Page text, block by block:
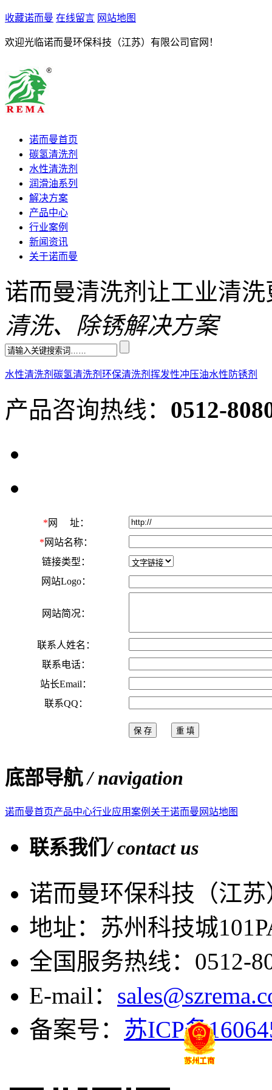
收藏诺而曼 在线留言 网站地图
欢迎光临诺而曼环保科技（江苏）有限公司官网！
诺而曼首页
碳氢清洗剂
水性清洗剂
润滑油系列
解决方案
产品中心
行业案例
新闻资讯
关于诺而曼
诺而曼清洗剂让工业清洗
清洗、除锈解决方案
水性清洗剂 碳氢清洗剂 环保清洗剂 挥发性冲压油水性防锈剂
产品咨询热线： 0512-
* 网 址：
* 网站名称：
链接类型：
网站Logo：
网站简况：
联系人姓名：
联系电话：
站长Email：
联系QQ：
底部导航/ navigation
诺而曼首页产品中心行业应用案例 关于诺而曼 网站地图
联系我们/ contact us
诺而曼环保科技（江
地址：苏州科技城
全国服务热线：0512-
E-mail：
备案号： 苏ICP备